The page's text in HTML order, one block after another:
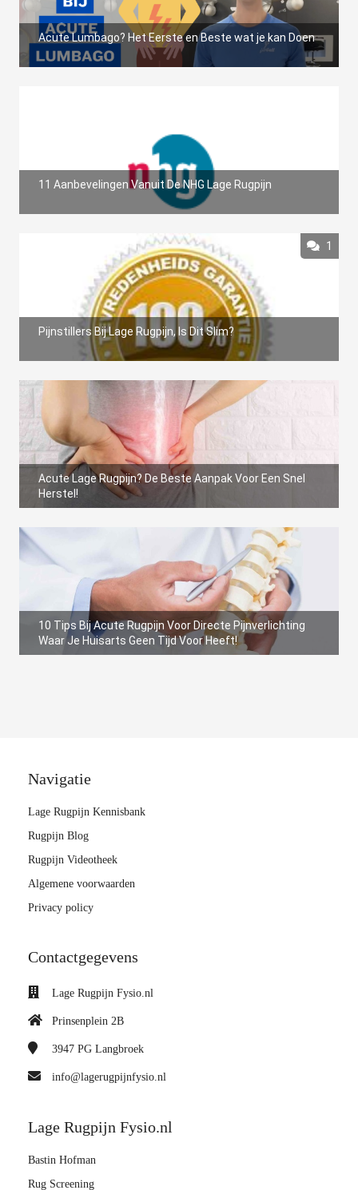
Acute Lumbago? Het Eerste en Beste wat je kan Doen
11 Aanbevelingen Vanuit De NHG Lage Rugpijn
1
Pijnstillers Bij Lage Rugpijn, Is Dit Slim?
Acute Lage Rugpijn? De Beste Aanpak Voor Een Snel
Herstel!
10 Tips Bij Acute Rugpijn Voor Directe Pijnverlichting
Waar Je Huisarts Geen Tijd Voor Heeft!
Navigatie
Lage Rugpijn Kennisbank
Rugpijn Blog
Rugpijn Videotheek
Algemene voorwaarden
Privacy policy
Contactgegevens
Lage Rugpijn Fysio.nl
Prinsenplein 2B
3947 PG Langbroek
info@lagerugpijnfysio.nl
Lage Rugpijn Fysio.nl
Bastin Hofman
Rug Screening